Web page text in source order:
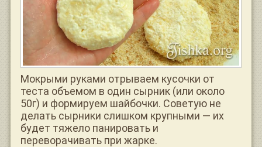
Мокрыми руками отрываем кусочки от
теста объемом в один сырник (или около
50г) и формируем шайбочки. Советую не
делать сырники слишком крупными — их
будет тяжело панировать и
переворачивать при жарке.